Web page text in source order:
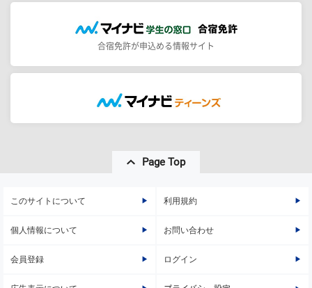
合宿免許が申込める情報サイト
Page Top
このサイトについて 利用規約
個人情報について お問い合わせ
会員登録 ログイン